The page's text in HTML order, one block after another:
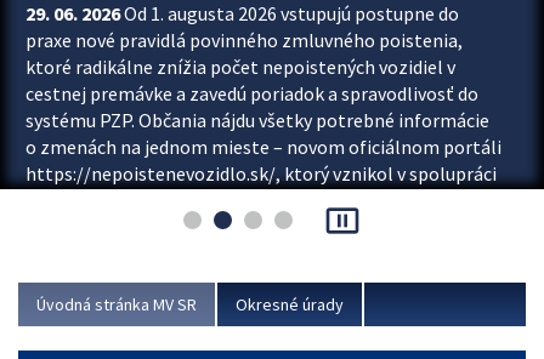
29. 06. 2026Od 1. augusta 2026 vstupujú postupne do
praxe nové pravidlá povinného zmluvného poistenia,
ktoré radikálne znížia počet nepoistených vozidiel v
cestnej premávke a zavedú poriadok a spravodlivosť do
systému PZP. Občania nájdu všetky potrebné informácie
o zmenách na jednom mieste – novom oficiálnom portáli
https://nepoistenevozidlo.sk/, ktorý vznikol v spolupráci
asociácie poisťovní (SLASPO) a Ministerstva vnútra SR.
Viac
pause_presentation
Úvodná stránka MV SR Okresné úrady